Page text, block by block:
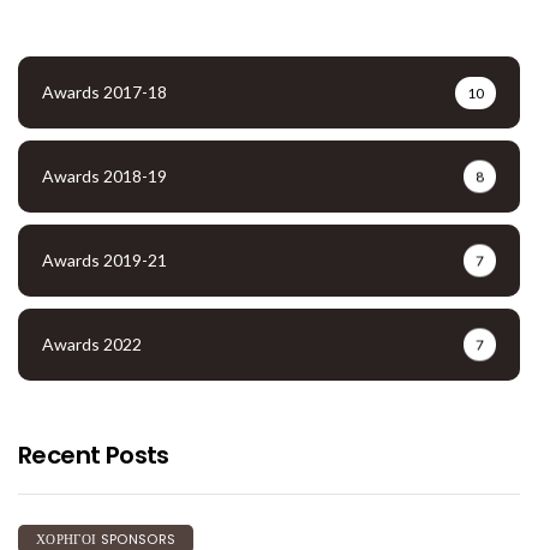
Awards 2017-18 10
Awards 2018-19 8
Awards 2019-21 7
Awards 2022 7
Recent Posts
ΧΟΡΗΓΟΙ SPONSORS